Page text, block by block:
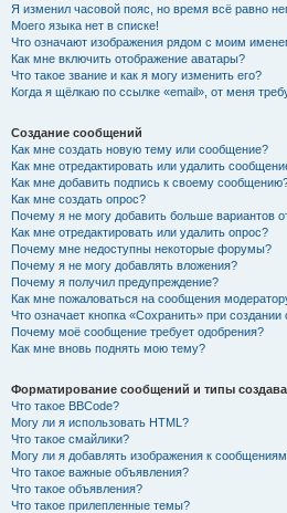
Я изменил часовой пояс, но время всё равно
Моего языка нет в списке!
Что означают изображения рядом с моим
Как мне включить отображение аватары?
Что такое звание и как я могу изменить его?
Когда я щёлкаю по ссылке «email», от меня
Создание сообщений
Как мне создать новую тему или сообщение?
Как мне отредактировать или удалить
Как мне добавить подпись к своему
Как мне создать опрос?
Почему я не могу добавить больше вариантов
Как мне отредактировать или удалить опрос?
Почему мне недоступны некоторые форумы?
Почему я не могу добавлять вложения?
Почему я получил предупреждение?
Как мне пожаловаться на сообщения
Что означает кнопка «Сохранить» при
Почему моё сообщение требует одобрения?
Как мне вновь поднять мою тему?
Форматирование сообщений и типы
Что такое BBCode?
Могу ли я использовать HTML?
Что такое смайлики?
Могу ли я добавлять изображения к
Что такое важные объявления?
Что такое объявления?
Что такое прилепленные темы?